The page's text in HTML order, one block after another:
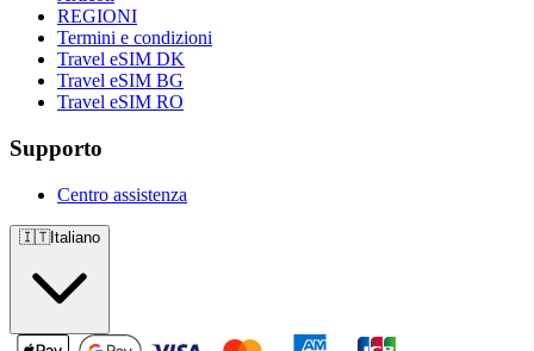
REGIONI
Termini e condizioni
Travel eSIM DK
Travel eSIM BG
Travel eSIM RO
Supporto
Centro assistenza
🇮🇹Italiano